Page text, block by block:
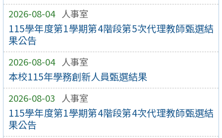
2026-08-04 人事室
115學年度第1學期第4階段第5次代理教師甄選結
果公告
2026-08-04 人事室
本校115年學務創新人員甄選結果
2026-08-03 人事室
115學年度第1學期第4階段第4次代理教師甄選結
果公告